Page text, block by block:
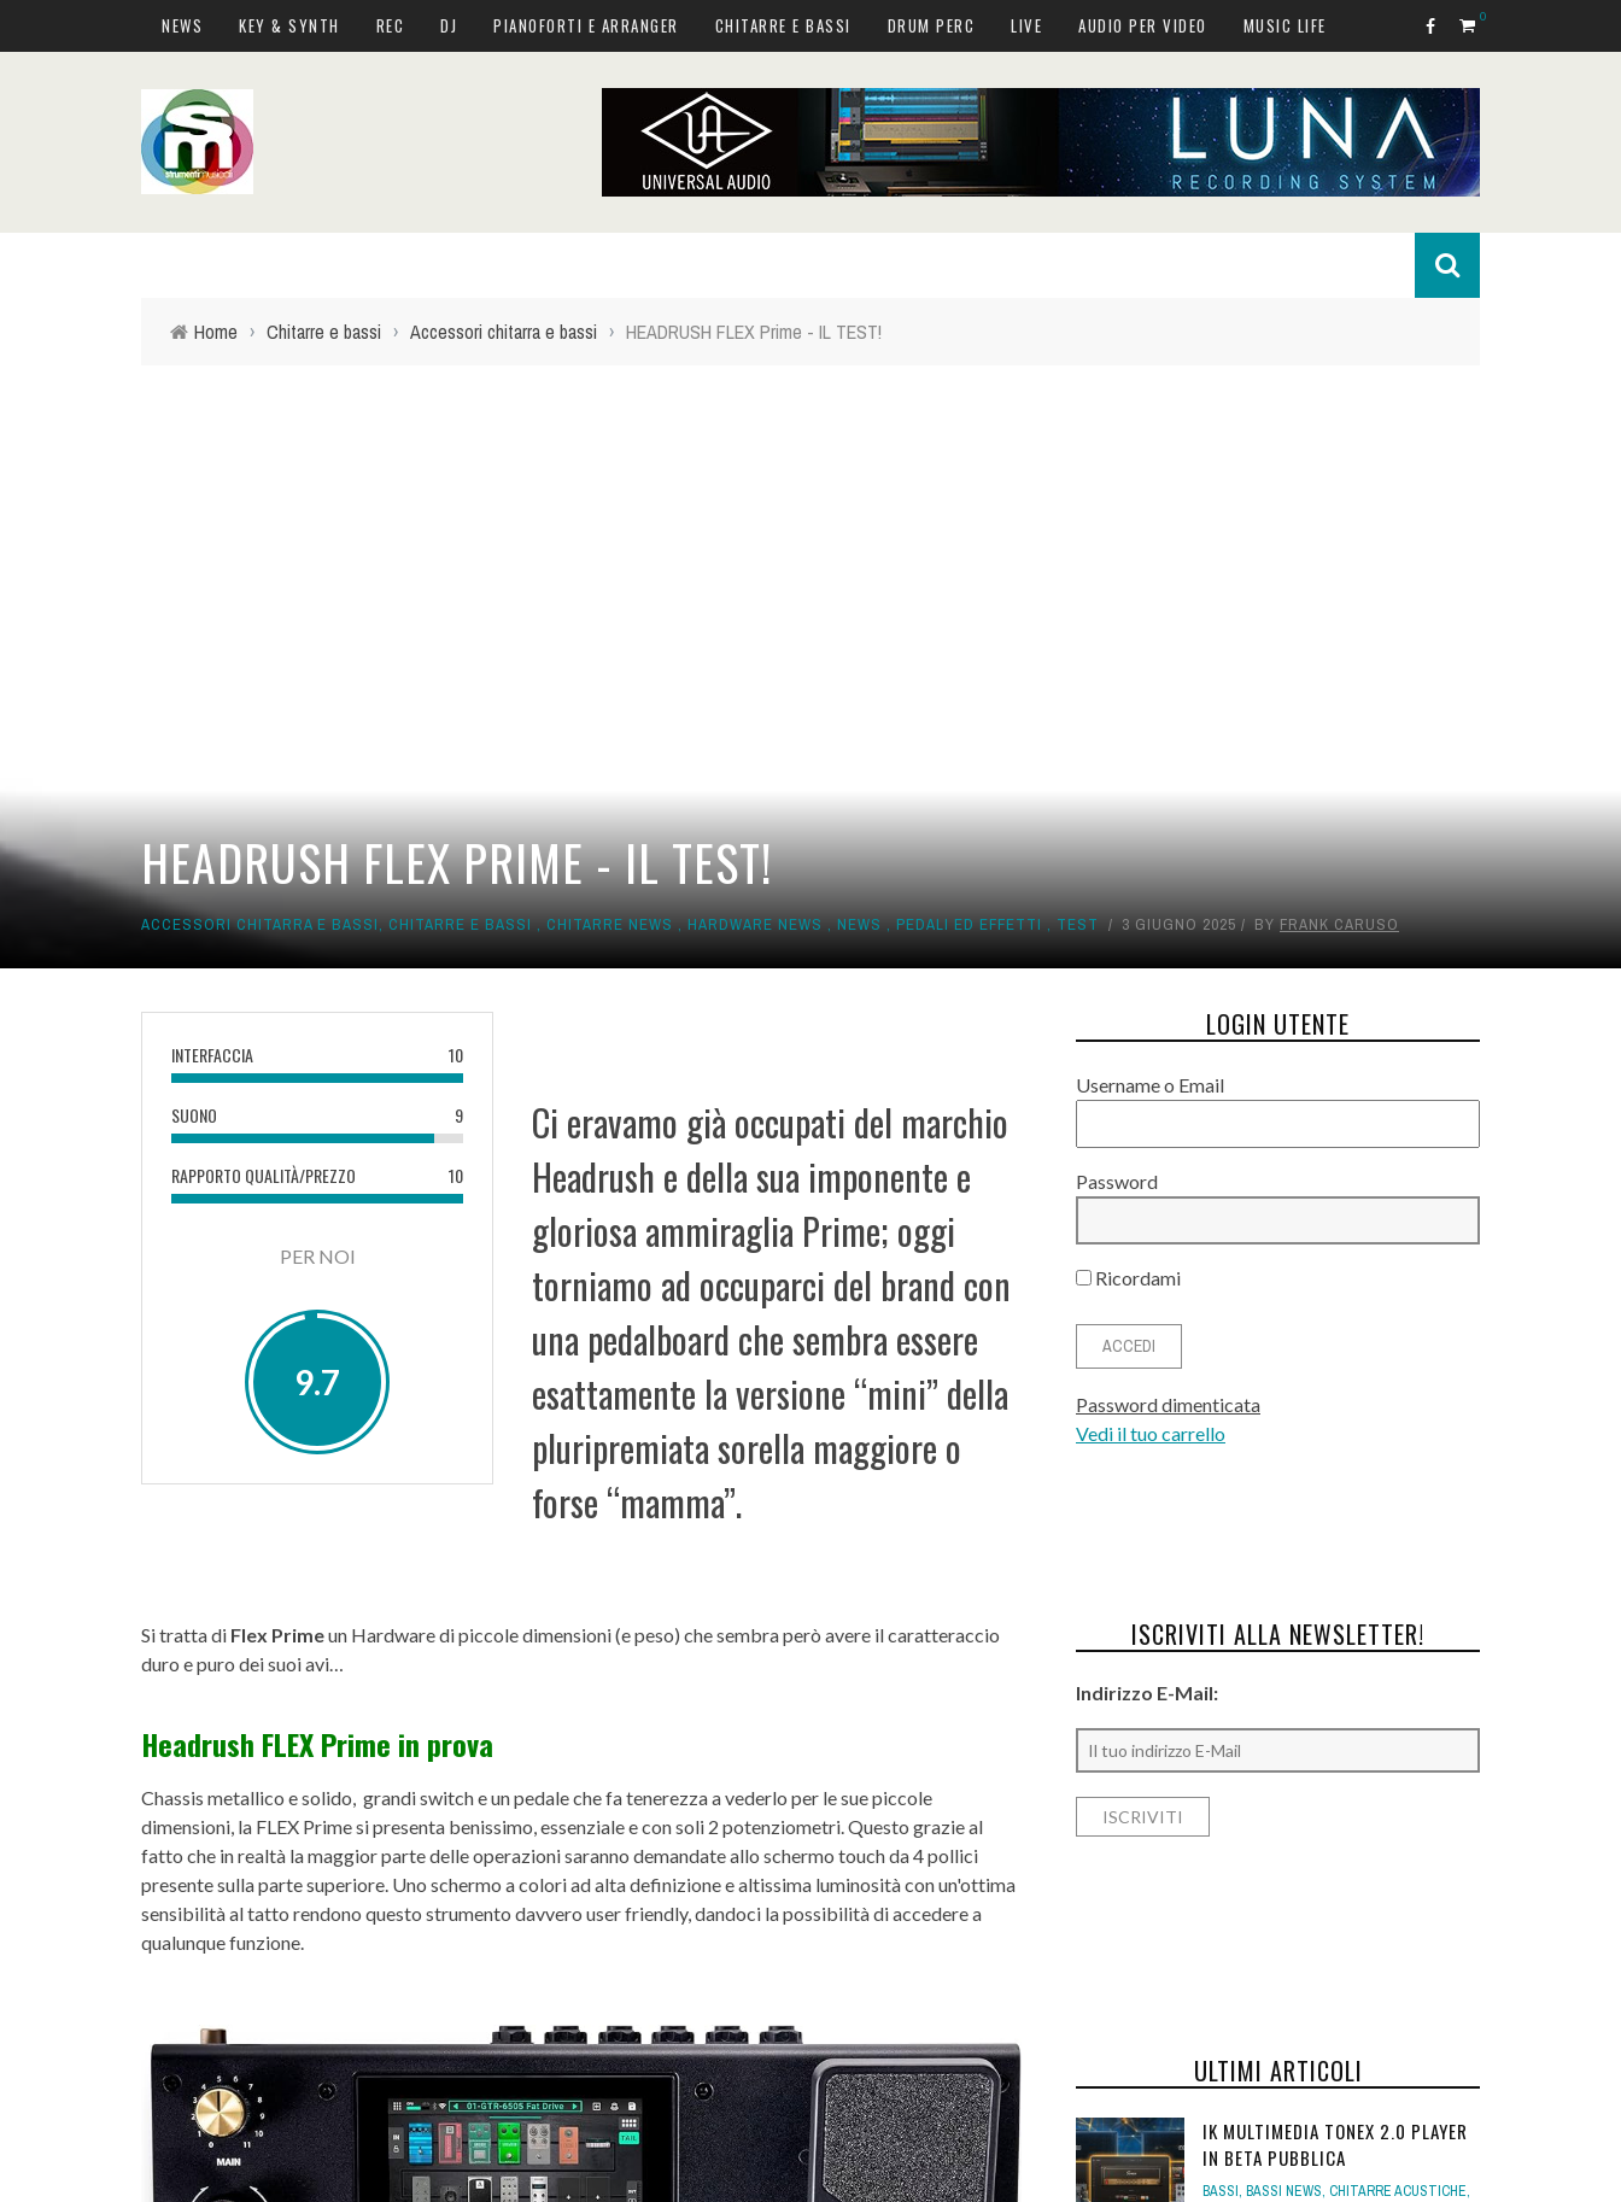
NEWS KEY & SYNTH REC DJ PIANOFORTI E ARRANGER CHITARRE E BASSI DRUM PERC LIVE AUDIO PER VIDEO MUSIC LIFE 0
Home › Chitarre e bassi › Accessori chitarra e bassi › HEADRUSH FLEX Prime - IL TEST!
HEADRUSH FLEX PRIME - IL TEST!
ACCESSORI CHITARRA E BASSI, CHITARRE E BASSI , CHITARRE NEWS , HARDWARE NEWS , NEWS , PEDALI ED EFFETTI , TEST 3 GIUGNO 2025 BY FRANK CARUSO
INTERFACCIA 10
SUONO 9
RAPPORTO QUALITÀ/PREZZO 10
PER NOI
9.7
Ci eravamo già occupati del marchio
Headrush e della sua imponente e
gloriosa ammiraglia Prime; oggi
torniamo ad occuparci del brand con
una pedalboard che sembra essere
esattamente la versione “mini” della
pluripremiata sorella maggiore o
forse “mamma”.
Si tratta di Flex Primeun Hardware di piccole dimensioni (e peso) che sembra però avere il caratteraccio
duro e puro dei suoi avi…
Headrush FLEX Prime in prova
Chassis metallico e solido, grandi switch e un pedale che fa tenerezza a vederlo per le sue piccole
dimensioni, la FLEX Prime si presenta benissimo, essenziale e con soli 2 potenziometri. Questo grazie al
fatto che in realtà la maggior parte delle operazioni saranno demandate allo schermo touch da 4 pollici
presente sulla parte superiore. Uno schermo a colori ad alta definizione e altissima luminosità con un'ottima
sensibilità al tatto rendono questo strumento davvero user friendly, dandoci la possibilità di accedere a
qualunque funzione.
LOGIN UTENTE
Username o Email
Password
Ricordami
Password dimenticata
Vedi il tuo carrello
ISCRIVITI ALLA NEWSLETTER!
Indirizzo E-Mail:
ULTIMI ARTICOLI
IK MULTIMEDIA TONEX 2.0 PLAYER
IN BETA PUBBLICA
BASSI, BASSI NEWS, CHITARRE ACUSTICHE,